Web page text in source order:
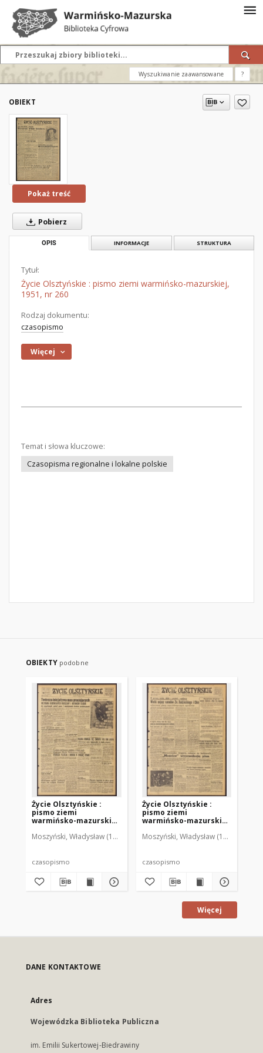
Wyszukiwanie zaawansowane ?
OBIEKT
Pokaż treść
Pobierz
OPIS INFORMACJE STRUKTURA
Tytuł:
Życie Olsztyńskie : pismo ziemi warmińsko-mazurskiej,
1951, nr 260
Rodzaj dokumentu:
czasopismo
Więcej
Temat i słowa kluczowe:
Czasopisma regionalne i lokalne polskie
OBIEKTY podobne
Życie Olsztyńskie :
pismo ziemi
warmińsko-mazurskiej,
Moszyński, Władysław (1922-2001). Red. Mroczkowski, Włodzimierz
czasopismo
Życie Olsztyńskie :
pismo ziemi
warmińsko-mazurskiej,
Moszyński, Władysław (1922-2001).
czasopismo
Więcej
DANE KONTAKTOWE
Adres
Wojewódzka Biblioteka Publiczna
im. Emilii Sukertowej-Biedrawiny